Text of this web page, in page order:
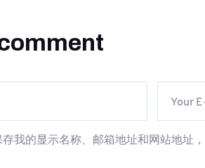
我的显示名称、邮箱地址和网站地址，